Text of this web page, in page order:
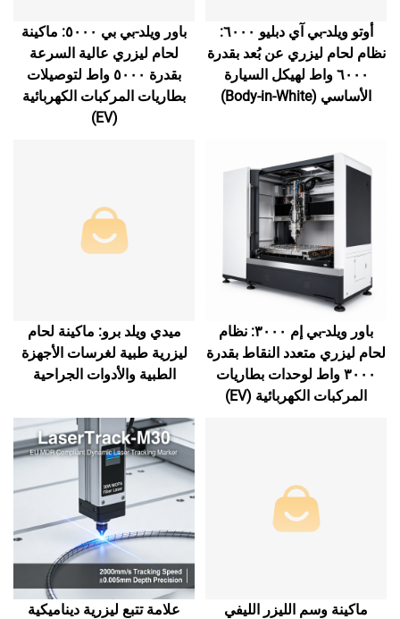
أوتو ويلد-بي آي دبليو ٦٠٠٠:
نظام لحام ليزري عن بُعد بقدرة
٦٠٠٠ واط لهيكل السيارة
الأساسي (Body-in-White)
باور ويلد-بي بي ٥٠٠٠: ماكينة
لحام ليزري عالية السرعة
بقدرة ٥٠٠٠ واط لتوصيلات
بطاريات المركبات الكهربائية
(EV)
باور ويلد-بي إم ٣٠٠٠: نظام
لحام ليزري متعدد النقاط بقدرة
٣٠٠٠ واط لوحدات بطاريات
المركبات الكهربائية (EV)
ميدي ويلد برو: ماكينة لحام
ليزرية طبية لغرسات الأجهزة
الطبية والأدوات الجراحية
ماكينة وسم الليزر الليفي
علامة تتبع ليزرية ديناميكية